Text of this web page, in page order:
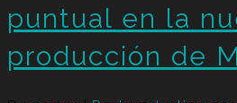
puntual en la
producción de